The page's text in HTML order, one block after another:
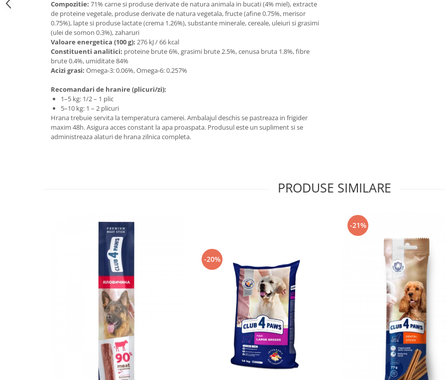
Compozitie: 71% carne si produse derivate de natura animala in bucati (4% miel), extracte
de proteine vegetale, produse derivate de natura vegetala, fructe (afine 0.75%, merisor
0.75%), lapte si produse lactate (crema 1.26%), substante minerale, cereale, uleiuri si grasimi
(ulei de somon 0.3%), zaharuri
Valoare energetica (100 g): 276 kJ / 66 kcal
Constituenti analitici: proteine brute 6%, grasimi brute 2.5%, cenusa bruta 1.8%, fibre
brute 0.4%, umiditate 84%
Acizi grasi: Omega-3: 0.06%, Omega-6: 0.257%
Recomandari de hranire (plicuri/zi):
1–5 kg: 1/2 – 1 plic
5–10 kg: 1 – 2 plicuri
Hrana trebuie servita la temperatura camerei. Ambalajul deschis se pastreaza in frigider
maxim 48h. Asigura acces constant la apa proaspata. Produsul este un supliment si se
administreaza alaturi de hrana zilnica completa.
PRODUSE SIMILARE
-20%
-21%